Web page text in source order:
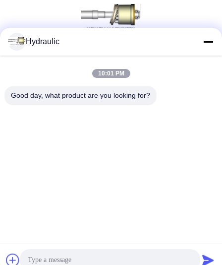
চীন ভাল মানের জলবাহী পাম্প যন্ত্রাংশ সরবরাহকারী. কপিরাইট © 2019-2026 HongLi
Hydraulic
10:01 PM
Good day, what product are you looking for?